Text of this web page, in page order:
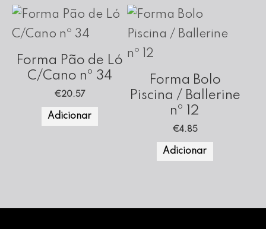
Forma Pão de Ló
C/Cano nº 34
€20.57
Adicionar
Forma Bolo
Piscina / Ballerine
nº 12
€4.85
Adicionar